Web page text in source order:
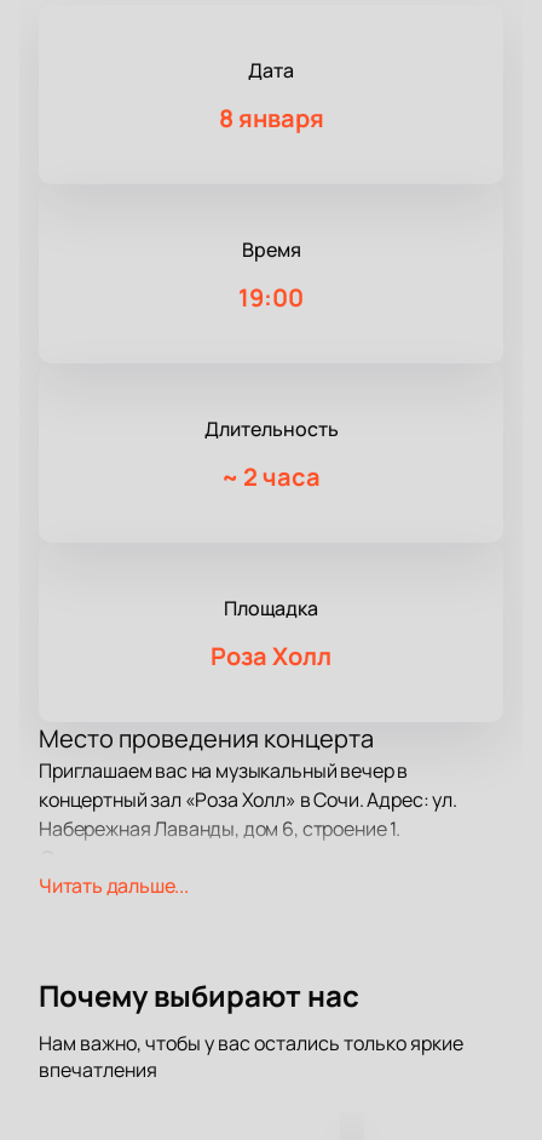
Дата
8 января
Время
19:00
Длительность
~ 2 часа
Площадка
Роза Холл
Место проведения концерта
Приглашаем вас на музыкальный вечер в
концертный зал «Роза Холл» в Сочи. Адрес: ул.
Набережная Лаванды, дом 6, строение 1.
Александр Иванов и группа «Рондо» давно стали
бармен», «Я буду помнить», «Боже, какой пустяк!» и
другие. Каждый их выход на сцену превращается в
настоящее шоу с живым исполнением и особой
атмосферой. Гости легко погружаются в знакомые
Читать дальше...
Почему выбирают нас
Нам важно, чтобы у вас остались только яркие
впечатления